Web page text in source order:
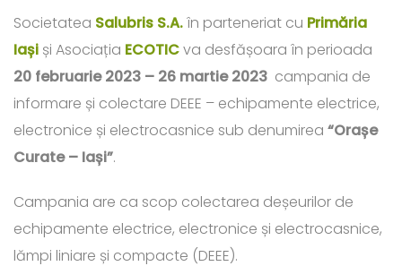
Societatea Salubris S.A.în parteneriat cu Primăria
Iași și Asociația ECOTICva desfășoara în perioada
20 februarie 2023 – 26 martie 2023 campania de
informare și colectare DEEE – echipamente electrice,
electronice și electrocasnice sub denumirea “Orașe
Curate – Iași”.
Campania are ca scop colectarea deșeurilor de
echipamente electrice, electronice și electrocasnice,
lămpi liniare și compacte (DEEE).